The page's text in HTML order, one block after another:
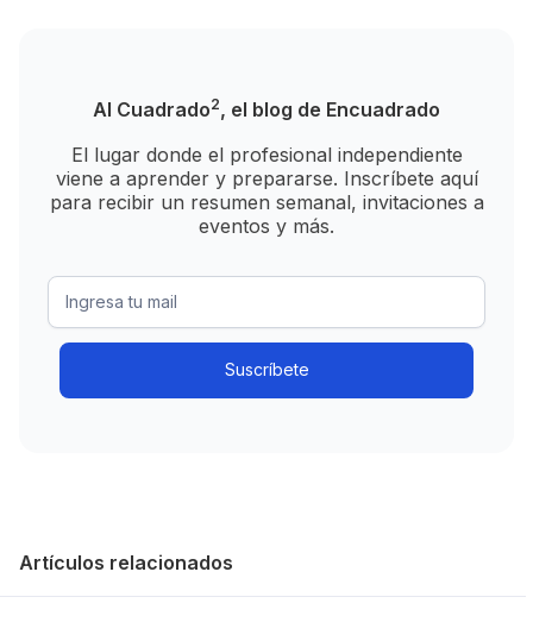
Al Cuadrado2, el blog de Encuadrado
El lugar donde el profesional independiente
viene a aprender y prepararse. Inscríbete aquí
para recibir un resumen semanal, invitaciones a
eventos y más.
Artículos relacionados